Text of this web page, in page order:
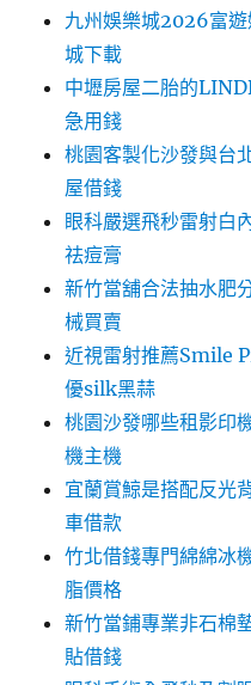
九州娛樂城2026富
城下載
中壢房屋二胎的
急用錢
桃園客製化沙發與台
屋借錢
眼科嚴選飛秒雷射白
祛痘膏
新竹當舖合法抽水肥
械買賣
近視雷射推薦Smile
優silk黑蒜
桃園沙發哪些租影印
機主機
宜蘭賞鯨是搭配反光
車借款
竹北借錢專門綿綿冰
脂價格
新竹當鋪專業非石棉
貼借錢